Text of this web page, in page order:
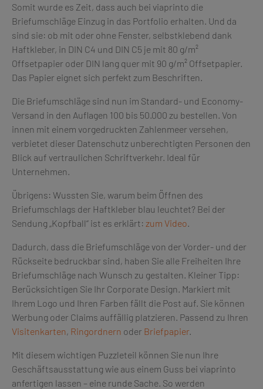
Somit wurde es Zeit, dass auch bei viaprinto die
Briefumschläge Einzug in das Portfolio erhalten. Und da
sind sie: ob mit oder ohne Fenster, selbstklebend dank
Haftkleber, in DIN C4 und DIN C5 je mit 80 g/m²
Offsetpapier oder DIN lang quer mit 90 g/m² Offsetpapier.
Das Papier eignet sich perfekt zum Beschriften.
Die Briefumschläge sind nun im Standard- und Economy-
Versand in den Auflagen 100 bis 50.000 zu bestellen. Von
innen mit einem vorgedruckten Zahlenmeer versehen,
verbietet dieser Datenschutz unberechtigten Personen den
Blick auf vertraulichen Schriftverkehr. Ideal für
Unternehmen.
Übrigens: Wussten Sie, warum beim Öffnen des
Briefumschlags der Haftkleber blau leuchtet? Bei der
Sendung „Kopfball“ ist es erklärt: zum Video.
Dadurch, dass die Briefumschläge von der Vorder- und der
Rückseite bedruckbar sind, haben Sie alle Freiheiten Ihre
Briefumschläge nach Wunsch zu gestalten. Kleiner Tipp:
Berücksichtigen Sie Ihr Corporate Design. Markiert mit
Ihrem Logo und Ihren Farben fällt die Post auf. Sie können
Werbung oder Claims auffällig platzieren. Passend zu Ihren
Visitenkarten, Ringordnern oder Briefpapier.
Mit diesem wichtigen Puzzleteil können Sie nun Ihre
Geschäftsausstattung wie aus einem Guss bei viaprinto
anfertigen lassen – eine runde Sache. So werden